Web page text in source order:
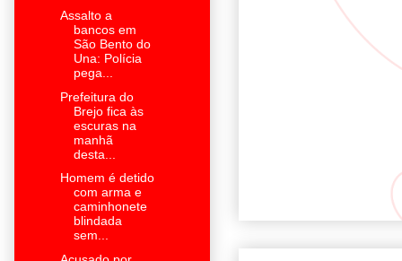
Assalto a
bancos em
São Bento do
Una: Polícia
pega...
Prefeitura do
Brejo fica às
escuras na
manhã
desta...
Homem é detido
com arma e
caminhonete
blindada
sem...